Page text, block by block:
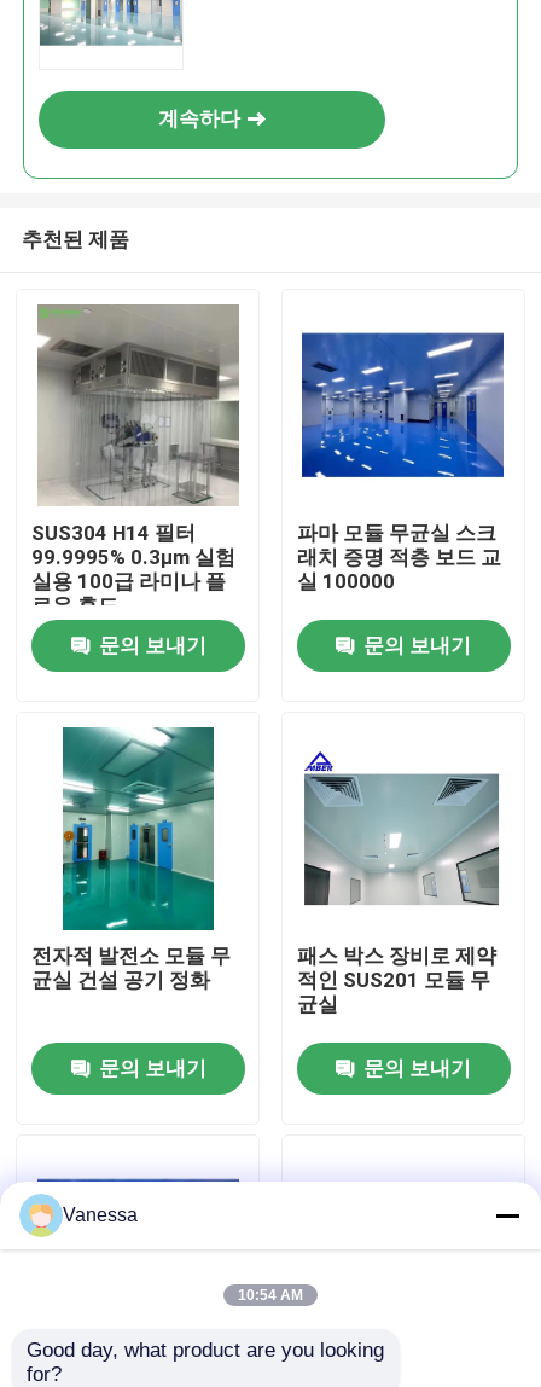
제품
우리에 대하여
공장 여행
품질 관리
연락주세요
경우
모듈 무균실
계속하다
추천된 제품
SUS304 H14 필터
99.9995% 0.3μm 실험
실용 100급 라미나 플
로우 후드
문의 보내기
파마 모듈 무균실 스크
래치 증명 적층 보드 교
실 100000
문의 보내기
전자적 발전소 모듈 무
균실 건설 공기 정화
문의 보내기
패스 박스 장비로 제약
적인 SUS201 모듈 무
균실
문의 보내기
모든 산업에 맞게 사용
Vanessa
10:54 AM
Good day, what product are you looking
for?